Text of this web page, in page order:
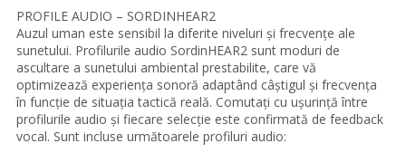
PROFILE AUDIO – SORDINHEAR2
Auzul uman este sensibil la diferite niveluri și frecvențe ale
sunetului. Profilurile audio SordinHEAR2 sunt moduri de
ascultare a sunetului ambiental prestabilite, care vă
optimizează experiența sonoră adaptând câștigul și frecvența
în funcție de situația tactică reală. Comutați cu ușurință între
profilurile audio și fiecare selecție este confirmată de feedback
vocal. Sunt incluse următoarele profiluri audio: